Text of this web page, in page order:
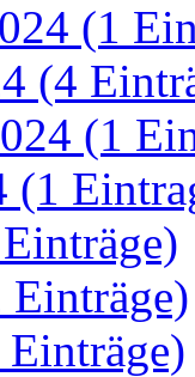
(1
(4
(1
(1